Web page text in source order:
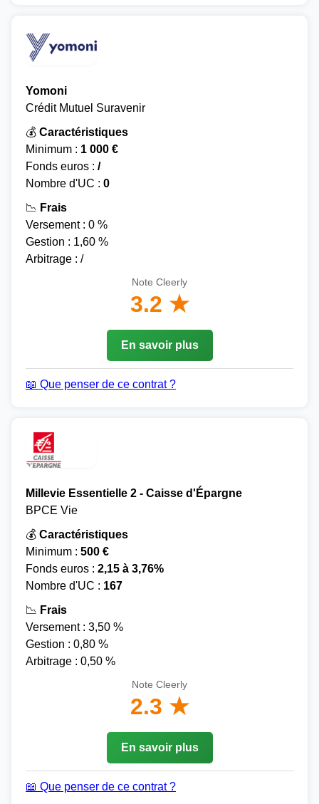
Yomoni
Crédit Mutuel Suravenir
💰 Caractéristiques
Minimum : 1 000 €
Fonds euros : /
Nombre d'UC : 0
📉 Frais
Versement : 0 %
Gestion : 1,60 %
Arbitrage : /
Note Cleerly
3.2 ★
En savoir plus
📖 Que penser de ce contrat ?
Millevie Essentielle 2 - Caisse d'Épargne
BPCE Vie
💰 Caractéristiques
Minimum : 500 €
Fonds euros : 2,15 à 3,76%
Nombre d'UC : 167
📉 Frais
Versement : 3,50 %
Gestion : 0,80 %
Arbitrage : 0,50 %
Note Cleerly
2.3 ★
En savoir plus
📖 Que penser de ce contrat ?